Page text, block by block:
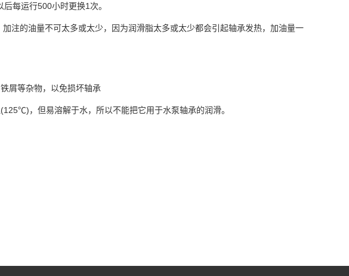
每运行500小时更换1次。
注的油量不可太多或太少，因为润滑脂太多或太少都会引起轴承发热，加油量一
屑等杂物，以免损坏轴承
，但易溶解于水，所以不能把它用于水泵轴承的润滑。